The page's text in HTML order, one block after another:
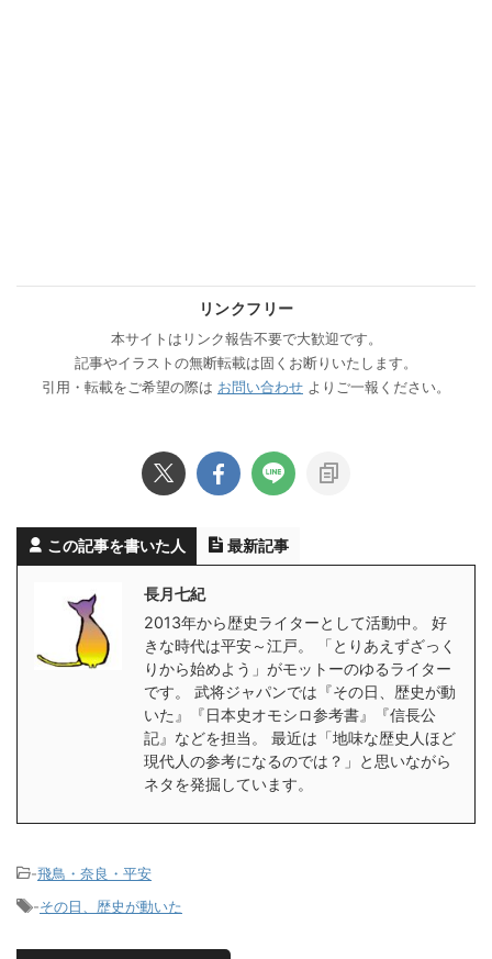
リンクフリー
本サイトはリンク報告不要で大歓迎です。
記事やイラストの無断転載は固くお断りいたします。
引用・転載をご希望の際は お問い合わせ よりご一報ください。
この記事を書いた人 最新記事
長月七紀
2013年から歴史ライターとして活動中。 好
きな時代は平安～江戸。 「とりあえずざっく
りから始めよう」がモットーのゆるライター
です。 武将ジャパンでは『その日、歴史が動
いた』『日本史オモシロ参考書』『信長公
記』などを担当。 最近は「地味な歴史人ほど
現代人の参考になるのでは？」と思いながら
ネタを発掘しています。
-飛鳥・奈良・平安
-その日、歴史が動いた